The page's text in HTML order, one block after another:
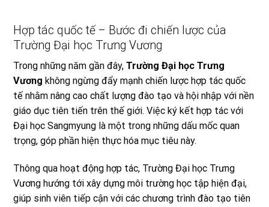
Hợp tác quốc tế – Bước đi chiến lược của
Trường Đại học Trưng Vương
Trong những năm gần đây, Trường Đại học Trưng
Vương không ngừng đẩy mạnh chiến lược hợp tác quốc
tế nhằm nâng cao chất lượng đào tạo và hội nhập với nền
giáo dục tiên tiến trên thế giới. Việc ký kết hợp tác với
Đại học Sangmyung là một trong những dấu mốc quan
trọng, góp phần hiện thực hóa mục tiêu này.
Thông qua hoạt động hợp tác, Trường Đại học Trưng
Vương hướng tới xây dựng môi trường học tập hiện đại,
giúp sinh viên tiếp cận với các chương trình đào tạo tiên